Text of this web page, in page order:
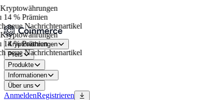
% Prämien
neue Nachrichtenartikel
% Prämien
neue Nachrichtenartikel
Kryptowährungen
Preis
Produkte
Informationen
Über uns
AnmeldenRegistrieren